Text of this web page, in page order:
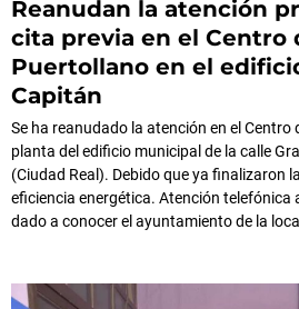
Reanudan la atención
cita previa en el Centro
Puertollano en el
Capitán
Se ha reanudado la atención en el Centro
planta del edificio municipal de la calle
(Ciudad Real). Debido que ya finalizaron
eficiencia energética. Atención telefónica
dado a conocer el ayuntamiento de la